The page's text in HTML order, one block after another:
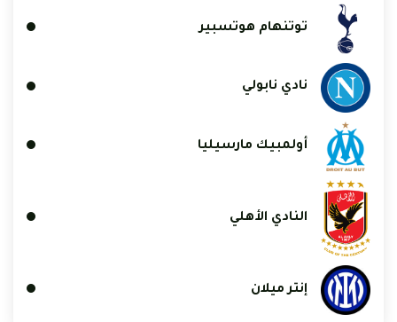
توتنهام هوتسبير
نادي نابولي
أولمبيك مارسيليا
النادي الأهلي
إنتر ميلان